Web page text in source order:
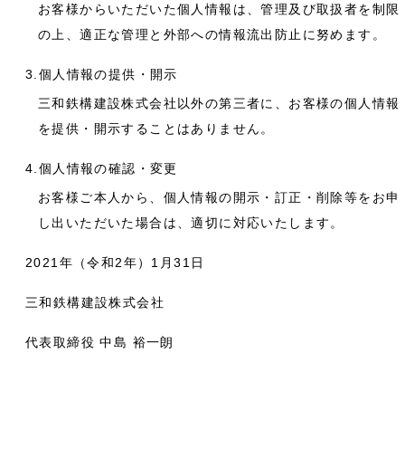
お客様からいただいた個人情報は、管理及び取扱者を制限
の上、適正な管理と外部への情報流出防止に努めます。
3.個人情報の提供・開示
三和鉄構建設株式会社以外の第三者に、お客様の個人情報
を提供・開示することはありません。
4.個人情報の確認・変更
お客様ご本人から、個人情報の開示・訂正・削除等をお申
し出いただいた場合は、適切に対応いたします。
2021年（令和2年）1月31日
三和鉄構建設株式会社
代表取締役 中島 裕⼀朗